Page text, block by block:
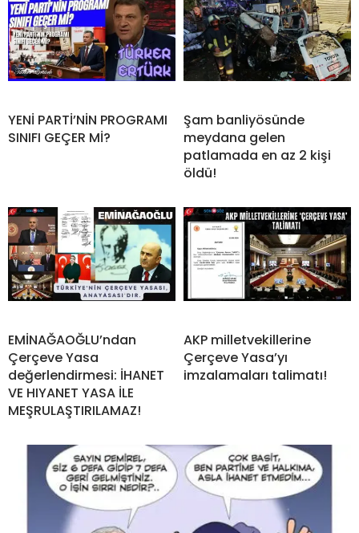
YENİ PARTİ’NİN PROGRAMI
SINIFI GEÇER Mİ?
Şam banliyösünde
meydana gelen
patlamada en az 2 kişi
öldü!
EMİNAĞAOĞLU’ndan
Çerçeve Yasa
değerlendirmesi: İHANET
VE HIYANET YASA İLE
MEŞRULAŞTIRILAMAZ!
AKP milletvekillerine
Çerçeve Yasa’yı
imzalamaları talimatı!